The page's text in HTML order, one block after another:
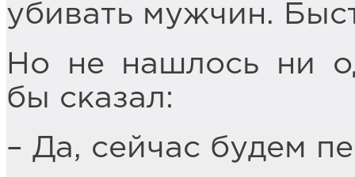
убивать мужчин.
Но не нашлось ни
бы сказал:
– Да, сейчас будем